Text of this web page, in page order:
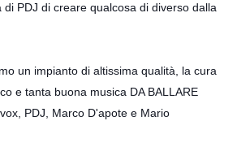
PDJ di creare qualcosa di diverso dalla
un impianto di altissima qualità, la cura
e tanta buona musica DA BALLARE
, PDJ, Marco D'apote e Mario